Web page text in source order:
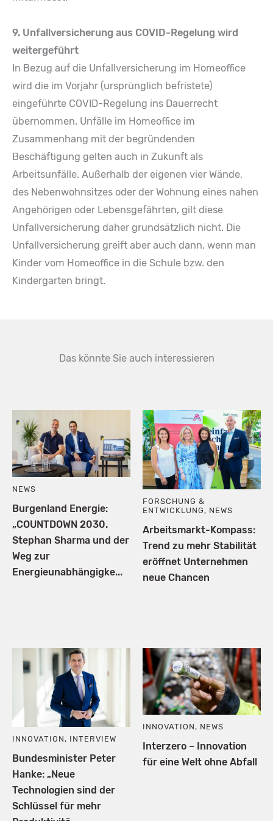
9. Unfallversicherung aus COVID-Regelung wird
weitergeführt
In Bezug auf die Unfallversicherung im Homeoffice
wird die im Vorjahr (ursprünglich befristete)
eingeführte COVID-Regelung ins Dauerrecht
übernommen. Unfälle im Homeoffice im
Zusammenhang mit der begründenden
Beschäftigung gelten auch in Zukunft als
Arbeitsunfälle. Außerhalb der eigenen vier Wände,
des Nebenwohnsitzes oder der Wohnung eines nahen
Angehörigen oder Lebensgefährten, gilt diese
Unfallversicherung daher grundsätzlich nicht. Die
Unfallversicherung greift aber auch dann, wenn man
Kinder vom Homeoffice in die Schule bzw. den
Kindergarten bringt.
Das könnte Sie auch interessieren
NEWS
Burgenland Energie:
„COUNTDOWN 2030.
Stephan Sharma und der
Weg zur
Energieunabhängigke...
FORSCHUNG &
ENTWICKLUNG , NEWS
Arbeitsmarkt-Kompass:
Trend zu mehr Stabilität
eröffnet Unternehmen
neue Chancen
INNOVATION , INTERVIEW
Bundesminister Peter
Hanke: „Neue
Technologien sind der
Schlüssel für mehr
INNOVATION , NEWS
Interzero – Innovation
für eine Welt ohne Abfall